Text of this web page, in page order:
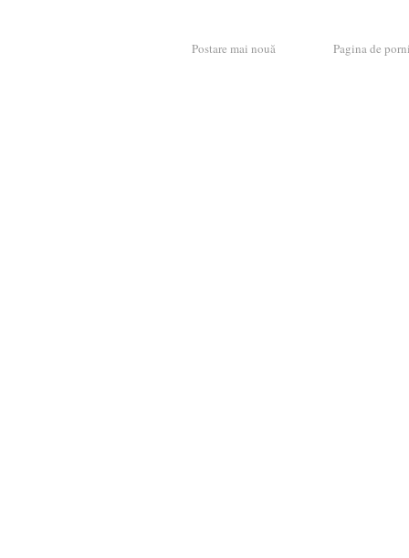
Postare mai nouă Pagina de